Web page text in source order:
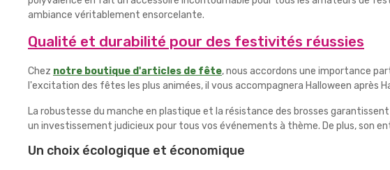
ambiance véritablement ensorcelante.
Qualité et durabilité pour des festivités réussies
Chez notre boutique d'articles de fête, nous accordons une importance
l'excitation des fêtes les plus animées, il vous accompagnera Halloween
La robustesse du manche en plastique et la résistance des brosses garantissent
un investissement judicieux pour tous vos événements à thème. De plus,
Un choix écologique et économique